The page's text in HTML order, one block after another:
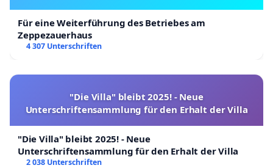
Für eine Weiterführung des Betriebes am
Zeppezauerhaus
4 307 Unterschriften
"Die Villa" bleibt 2025! - Neue
Unterschriftensammlung für den Erhalt der Villa
"Die Villa" bleibt 2025! - Neue
Unterschriftensammlung für den Erhalt der Villa
2 038 Unterschriften